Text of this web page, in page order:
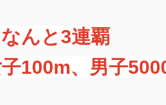
んと3連覇
100m、男子